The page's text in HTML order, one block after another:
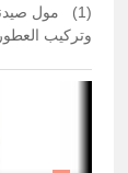
(1) مول
وتركيب